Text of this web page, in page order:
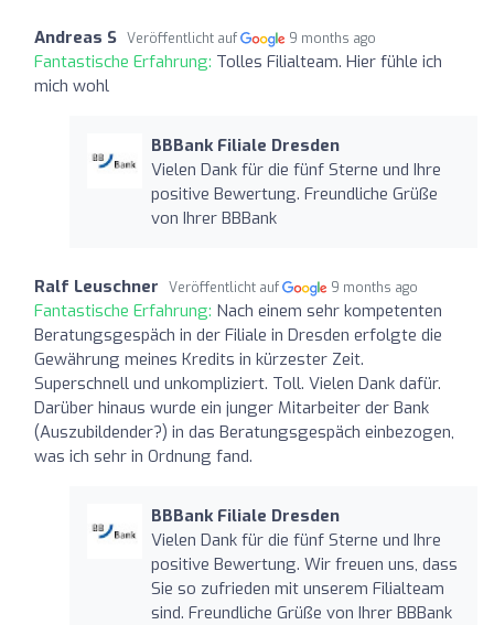
Andreas S Veröffentlicht auf 9 months ago
Fantastische Erfahrung: Tolles Filialteam. Hier fühle ich
mich wohl
BBBank Filiale Dresden
Vielen Dank für die fünf Sterne und Ihre
positive Bewertung. Freundliche Grüße
von Ihrer BBBank
Ralf Leuschner Veröffentlicht auf 9 months ago
Fantastische Erfahrung: Nach einem sehr kompetenten
Beratungsgespäch in der Filiale in Dresden erfolgte die
Gewährung meines Kredits in kürzester Zeit.
Superschnell und unkompliziert. Toll. Vielen Dank dafür.
Darüber hinaus wurde ein junger Mitarbeiter der Bank
(Auszubildender?) in das Beratungsgespäch einbezogen,
was ich sehr in Ordnung fand.
BBBank Filiale Dresden
Vielen Dank für die fünf Sterne und Ihre
positive Bewertung. Wir freuen uns, dass
Sie so zufrieden mit unserem Filialteam
sind. Freundliche Grüße von Ihrer BBBank